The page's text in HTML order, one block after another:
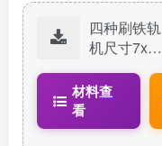
四种刷铁轨
机尺寸7x5x
材料查
看